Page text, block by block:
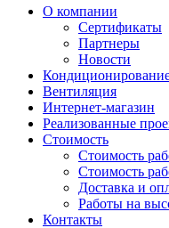
О компании
Сертификаты
Партнеры
Новости
Вентиляция
Интернет-магазин
Реализованные
Стоимость
Стоимость
Стоимость
Доставка и
Работы на
Контакты